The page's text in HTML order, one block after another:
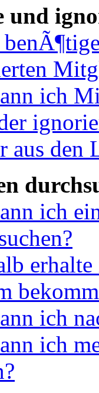
und
ich
aus den
ich
ich
ich